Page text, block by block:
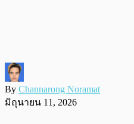
By Channarong Noramat
มิถุนายน 11, 2026